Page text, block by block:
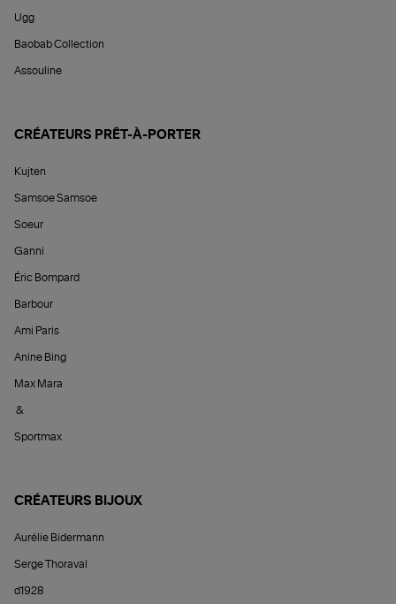
Ugg
Baobab Collection
Assouline
CRÉATEURS PRÊT-À-PORTER
Kujten
Samsoe Samsoe
Soeur
Ganni
Éric Bompard
Barbour
Ami Paris
Anine Bing
Max Mara
&
Sportmax
CRÉATEURS BIJOUX
Aurélie Bidermann
Serge Thoraval
d1928